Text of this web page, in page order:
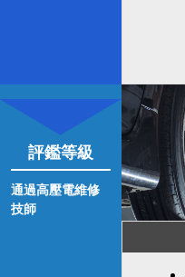
評鑑等級
通過高壓電維修
技師